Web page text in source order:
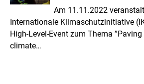
Am 11.11.2022
Internationale Klimaschutzinitiative
High-Level-Event zum Thema
climate…